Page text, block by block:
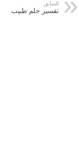
السابق
تفسير حلم طبيب